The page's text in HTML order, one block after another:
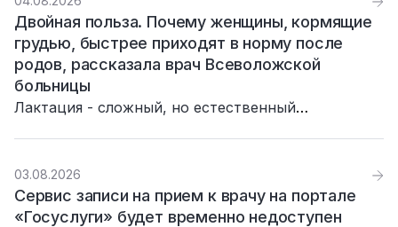
Двойная польза. Почему женщины, кормящие
грудью, быстрее приходят в норму после
родов, рассказала врач Всеволожской
больницы
Лактация - сложный, но естественный
помогает маме восстановиться после родов.
03.08.2026
Сервис записи на прием к врачу на портале
«Госуслуги» будет временно недоступен